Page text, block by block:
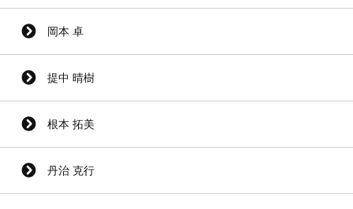
岡本 卓
提中 晴樹
根本 拓美
丹治 克行